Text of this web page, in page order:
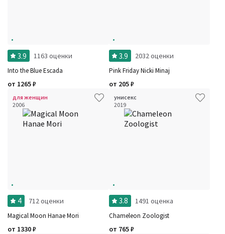
3.9 1163 оценки
Into the Blue Escada
от 1265₽
3.9 2032 оценки
Pink Friday Nicki Minaj
от 205₽
для женщин
2006
4 712 оценки
Magical Moon Hanae Mori
от 1330₽
унисекс
2019
3.8 1491 оценка
Chameleon Zoologist
от 765₽